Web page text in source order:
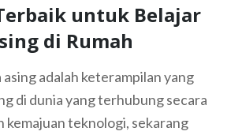
untuk Belajar
di Rumah
asing adalah keterampilan yang
di dunia yang terhubung secara
kemajuan teknologi, sekarang